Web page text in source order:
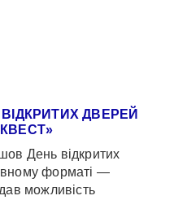
ДВЕРЕЙ
День відкритих
форматі —
можливість